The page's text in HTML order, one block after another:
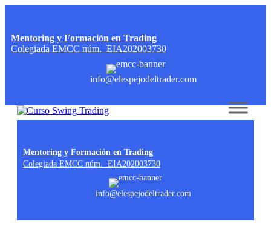
Mentoring y Formación en Trading
Colegiada EMCC núm. EIA202003730
info@elespejodeltrader.com
Mentoring y Formación en Trading
Colegiada EMCC núm. EIA202003730
info@elespejodeltrader.com